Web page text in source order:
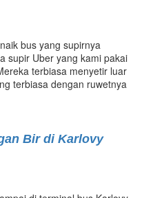
bus yang supirnya
supir Uber yang kami pakai
terbiasa menyetir luar
terbiasa dengan ruwetnya
Bir di Karlovy